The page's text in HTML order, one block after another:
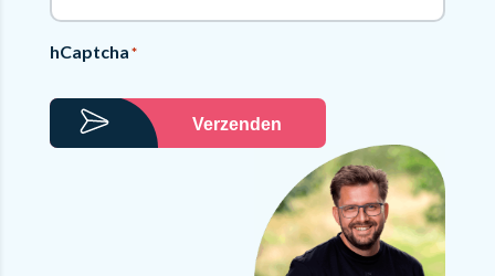
hCaptcha*
Verzenden